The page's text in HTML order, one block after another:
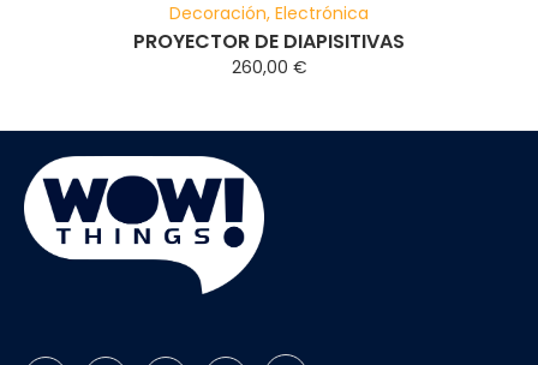
Decoración, Electrónica
PROYECTOR DE DIAPISITIVAS
260,00 €